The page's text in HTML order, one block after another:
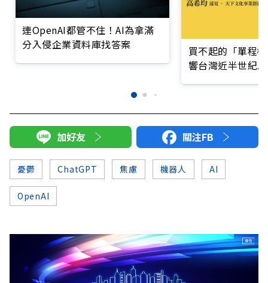
連OpenAI都管不住！AI為拿滿
分入侵企業資料庫找答案
買不起的「單程
響台灣近半世紀
加好友 關注FB
憂鬱 ChatGPT 焦慮 機器人 AI
OpenAI